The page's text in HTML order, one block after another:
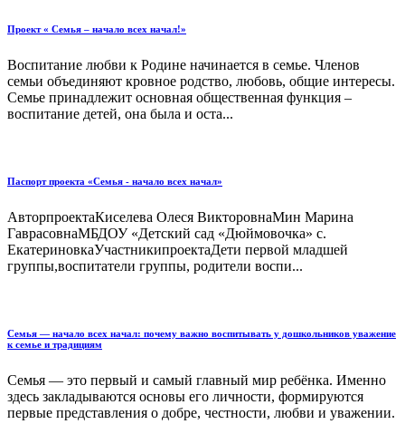
Проект « Семья – начало всех начал!»
Воспитание любви к Родине начинается в семье. Членов
семьи объединяют кровное родство, любовь, общие интересы.
Семье принадлежит основная общественная функция –
воспитание детей, она была и оста...
Паспорт проекта «Семья - начало всех начал»
АвторпроектаКиселева Олеся ВикторовнаМин Марина
ГаврасовнаМБДОУ «Детский сад «Дюймовочка» с.
ЕкатериновкаУчастникипроектаДети первой младшей
группы,воспитатели группы, родители воспи...
Семья — начало всех начал: почему важно воспитывать у дошкольников уважение
к семье и традициям
Семья — это первый и самый главный мир ребёнка. Именно
здесь закладываются основы его личности, формируются
первые представления о добре, честности, любви и уважении.